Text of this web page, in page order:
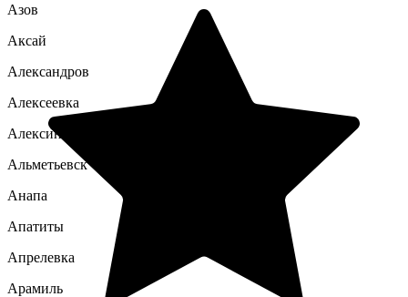
Азов
Аксай
Александров
Алексеевка
Алексин
Альметьевск
Анапа
Апатиты
Апрелевка
Арамиль